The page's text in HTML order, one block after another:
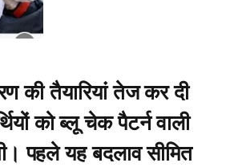
की तैयारियां तेज कर दी
को ब्लू चेक पैटर्न वाली
पहले यह बदलाव सीमित